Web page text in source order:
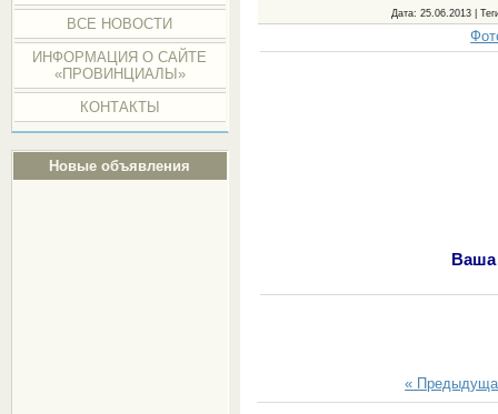
ВСЕ НОВОСТИ
ИНФОРМАЦИЯ О САЙТЕ
«ПРОВИНЦИАЛЫ»
КОНТАКТЫ
Новые объявления
Дата: 25.06.2013 |
Ваша
«